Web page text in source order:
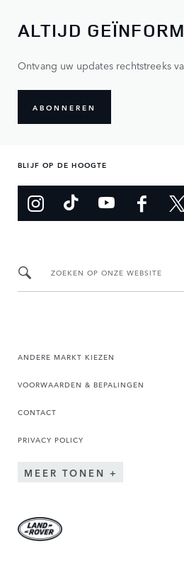
ALTIJD
Ontvang uw updates rechtstreeks
ABONNEREN
BLIJF OP DE HOOGTE
ZOEKEN OP ONZE WEBSITE
ANDERE MARKT KIEZEN
VOORWAARDEN & BEPALINGEN
CONTACT
PRIVACY POLICY
MEER TONEN